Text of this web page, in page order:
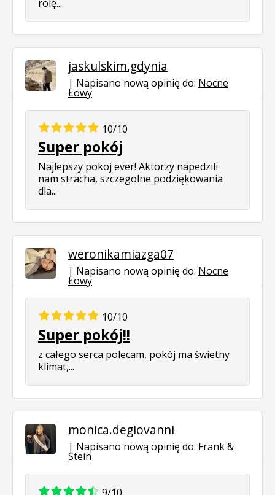
rolę....
jaskulskim.gdynia
Napisano nową opinię do: Nocne
Łowy
10/10
Super pokój
Najlepszy pokoj ever! Aktorzy napedzili
nam stracha, szczegolne podziękowania
dla...
weronikamiazga07
Napisano nową opinię do: Nocne
Łowy
10/10
Super pokój!!
z całego serca polecam, pokój ma świetny
klimat,...
monica.degiovanni
Napisano nową opinię do: Frank &
Stein